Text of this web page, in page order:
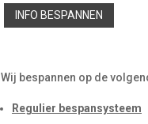
INFO BESPANNEN
Wij bespannen op de
Regulier bespansysteem